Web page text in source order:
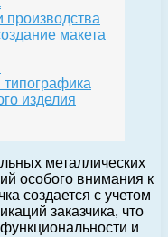
производства
макета
изделия
металлических
особого внимания к
создается с учетом
заказчика, что
и